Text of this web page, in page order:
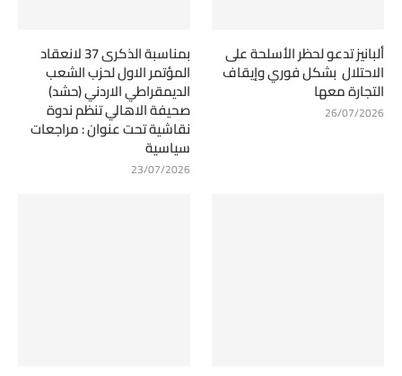
ألبانيز تدعو لحظر الأسلحة على
الاحتلال بشكل فوري وإيقاف
التجارة معها
26/07/2026
بمناسبة الذكرى 37 لانعقاد
المؤتمر الاول لحزب الشعب
الديمقراطي الاردني (حشد)
صحيفة الاهالي تنظم ندوة
نقاشية تحت عنوان : مراجعات
سياسية
23/07/2026